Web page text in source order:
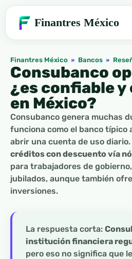
Finantres México
Finantres México » Bancos »
Consubanco
¿es confiable y
en México?
Consubanco genera muchas
funciona como el banco típico
abrir una cuenta de uso
créditos con descuento vía
para trabajadores de
jubilados, aunque también
inversiones.
La respuesta corta:
institución financiera
pero eso no significa que